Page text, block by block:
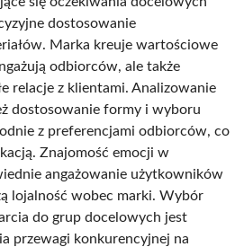
dostosowanie
Marka kreuje wartościowe
odbiorców, ale także
relacje z klientami. Analizowanie
dostosowanie formy i wyboru
z preferencjami odbiorców, co
Znajomość emocji w
angażowanie użytkowników
lojalność wobec marki. Wybór
do grup docelowych jest
przewagi konkurencyjnej na